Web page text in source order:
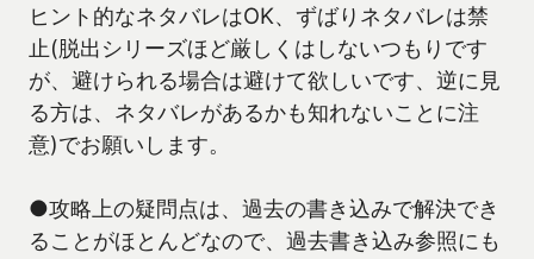
ヒント的なネタバレはOK、ずばりネタバレは禁
止(脱出シリーズほど厳しくはしないつもりです
が、避けられる場合は避けて欲しいです、逆に見
る方は、ネタバレがあるかも知れないことに注
意)でお願いします。
●攻略上の疑問点は、過去の書き込みで解決でき
ることがほとんどなので、過去書き込み参照にも